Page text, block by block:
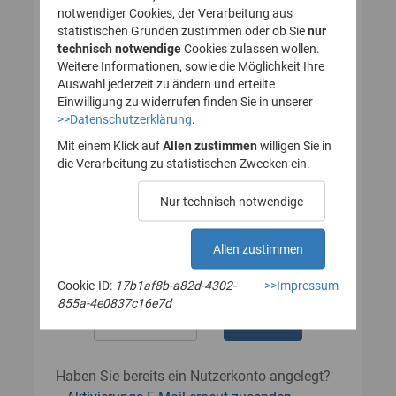
Passwort
Das Passwort muss mindestens 8
Zeichen enthalten.
Leerzeichen werden nicht akzeptiert.
Haben Sie bereits ein Nutzerkonto angelegt?
notwendiger Cookies, der Verarbeitung aus
statistischen Gründen zustimmen oder ob Sienur
technisch notwendigeCookies zulassen wollen.
Weitere Informationen, sowie die Möglichkeit Ihre
Auswahl jederzeit zu ändern und erteilte
Einwilligung zu widerrufen finden Sie in unserer
>>Datenschutzerklärung
Mit einem Klick auf Allen zustimmen willigen Sie in
die Verarbeitung zu statistischen Zwecken ein.
Nur technisch notwendige
Allen zustimmen
Cookie-ID: 17b1af8b-a82d-4302-
855a-4e0837c16e7d
>>Impressum